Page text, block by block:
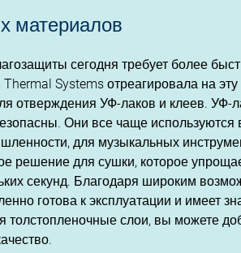
материалов
сегодня требует более
Systems отреагировала на
отверждения УФ-лаков и клеев. УФ-
Они все чаще используются
для музыкальных
решение для сушки, которое
секунд. Благодаря широким
готова к эксплуатации и имеет
слои, вы можете